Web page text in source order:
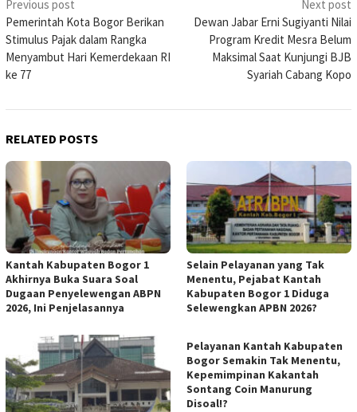
Post
navigation
Previous post
Pemerintah Kota Bogor Berikan
Stimulus Pajak dalam Rangka
Menyambut Hari Kemerdekaan RI
ke 77
Next post
Dewan Jabar Erni Sugiyanti Nilai
Program Kredit Mesra Belum
Maksimal Saat Kunjungi BJB
Syariah Cabang Kopo
RELATED POSTS
Kantah Kabupaten Bogor 1
Akhirnya Buka Suara Soal
Dugaan Penyelewengan ABPN
2026, Ini Penjelasannya
Selain Pelayanan yang Tak
Menentu, Pejabat Kantah
Kabupaten Bogor 1 Diduga
Selewengkan APBN 2026?
Pelayanan Kantah Kabupaten
Bogor Semakin Tak Menentu,
Kepemimpinan Kakantah
Sontang Coin Manurung
Disoal!?